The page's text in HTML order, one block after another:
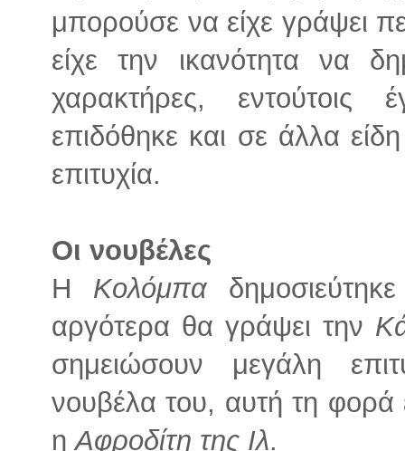
μπορούσε να είχε γράψει
είχε την ικανότητα να
χαρακτήρες,
επιδόθηκε και σε άλλα
επιτυχία.
Οι νουβέλες
Η Κολόμπα
αργότερα θα γράψει την
σημειώσουν μεγάλη
νουβέλα του, αυτή τη φορά
η Αφροδίτη της Ιλ.